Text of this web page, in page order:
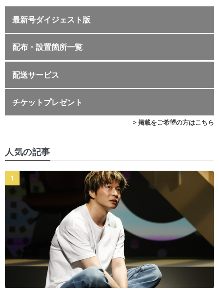
最新号ダイジェスト版
配布・設置箇所一覧
配送サービス
チケットプレゼント
> 掲載をご希望の方はこちら
人気の記事